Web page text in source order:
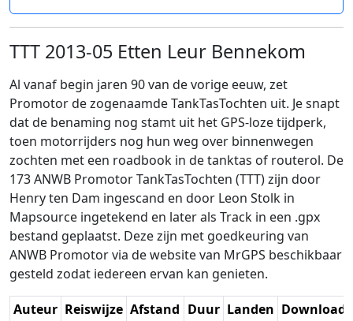
TTT 2013-05 Etten Leur Bennekom
Al vanaf begin jaren 90 van de vorige eeuw, zet
Promotor de zogenaamde TankTasTochten uit. Je snapt
dat de benaming nog stamt uit het GPS-loze tijdperk,
toen motorrijders nog hun weg over binnenwegen
zochten met een roadbook in de tanktas of routerol. De
173 ANWB Promotor TankTasTochten (TTT) zijn door
Henry ten Dam ingescand en door Leon Stolk in
Mapsource ingetekend en later als Track in een .gpx
bestand geplaatst. Deze zijn met goedkeuring van
ANWB Promotor via de website van MrGPS beschikbaar
gesteld zodat iedereen ervan kan genieten.
Auteur Reiswijze Afstand Duur Landen Download